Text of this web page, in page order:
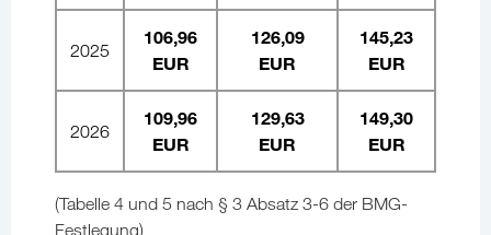
2025
106,96
EUR
126,09
EUR
145,23
EUR
2026
109,96
EUR
129,63
EUR
149,30
EUR
(Tabelle 4 und 5 nach § 3 Absatz 3-6 der BMG-
Festlegung)